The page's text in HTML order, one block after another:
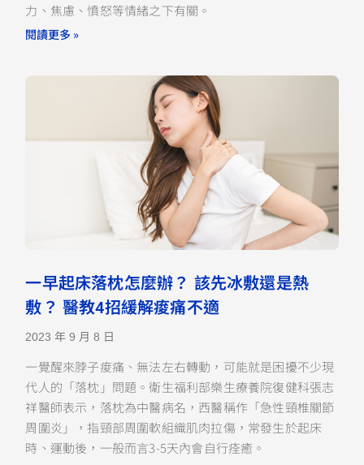
力、焦慮、憤怒等情緒之下有關。
閱讀更多 »
一早起床落枕怎麼辦？ 該先冰敷還是熱
敷？ 醫教4招緩解痠痛不適
2023 年 9 月 8 日
一覺醒來脖子痠痛、無法左右轉動，可能就是困擾不少現
代人的「落枕」問題。衛生福利部樂生療養院復健科張志
祥醫師表示，落枕為中醫病名，西醫稱作「急性頸椎關節
周圍炎」，指頸部周圍軟組織肌肉拉傷，常發生於起床
時、運動後，一般而言3-5天內會自行痊癒。